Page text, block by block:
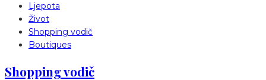
Ljepota
Život
Shopping vodič
Boutiques
Shopping vodič